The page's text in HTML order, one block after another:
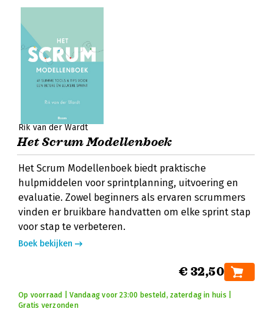
Rik van der Wardt
Het Scrum Modellenboek
Het Scrum Modellenboek biedt praktische
hulpmiddelen voor sprintplanning, uitvoering en
evaluatie. Zowel beginners als ervaren scrummers
vinden er bruikbare handvatten om elke sprint stap
voor stap te verbeteren.
Boek bekijken
€ 32,50
Op voorraad | Vandaag voor 23:00 besteld, zaterdag in huis |
Gratis verzonden